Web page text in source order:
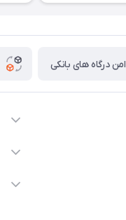
درگاه های بانکی